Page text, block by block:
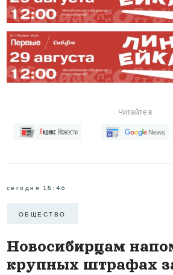
Читайте в
сегодня 18:46
ОБЩЕСТВО
Новосибирцам
крупных штрафах